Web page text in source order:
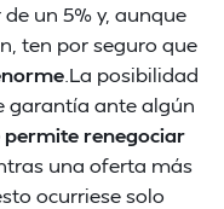
un 5% y, aunque
ten por seguro que
.La posibilidad
garantía ante algún
permite renegociar
una oferta más
ocurriese solo